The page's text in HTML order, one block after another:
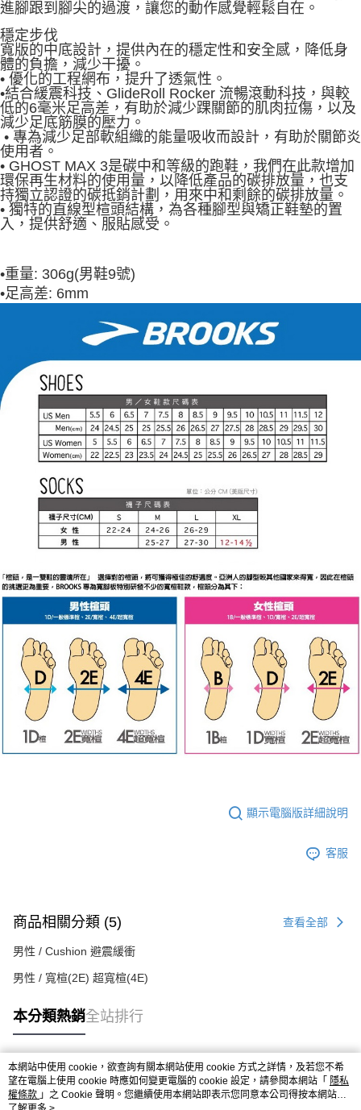
進腳跟到腳尖的過渡，讓您的動作感覺輕鬆自在。
穩定步伐
寬版的中底設計，提供內在的穩定性和安全感，降低身
體的負擔，減少干擾。
• 優化的工程網布，提升了透氣性。
•結合緩震科技、GlideRoll Rocker 流暢滾動科技，與較
低的6毫米足高差，有助於減少踝關節的肌肉拉傷，以及
減少足底筋膜的壓力。
• 專為減少足部軟組織的能量吸收而設計，有助於關節炎
使用者。
• GHOST MAX 3是碳中和等級的跑鞋，我們在此款增加
環保再生材料的使用量，以降低產品的碳排放量，也支
持獨立認證的碳抵銷計劃，用來中和剩餘的碳排放量。
• 獨特的直線型楦頭結構，為各種腳型與矯正鞋墊的置
入，提供舒適、服貼感受。
•重量: 306g(男鞋9號)
•足高差: 6mm
顯示電腦版詳細說明
客服
商品相關分類 (5) 查看全部
男性 / Cushion 避震緩衝
男性 / 寬楦(2E) 超寬楦(4E)
本分類熱銷全站排行
熱門標籤
本網站中使用 cookie，欲查詢有關本網站使用 cookie 方式之詳情，及若您不希
望在電腦上使用 cookie 時應如何變更電腦的 cookie 設定，請參閱本網站「 隱私
權條款 」之 Cookie 聲明。您繼續使用本網站即表示您同意本公司得按本網站使